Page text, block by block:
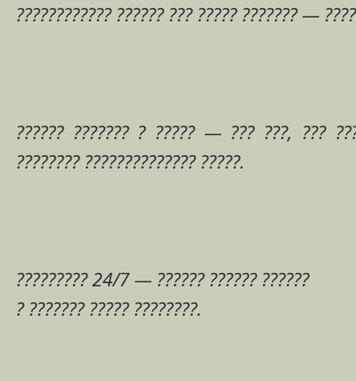
???????????? ?????? ??? ????? ??????? —
?????? ??????? ? ????? — ??? ???, ???
???????? ?????????????? ?????.
????????? 24/7 — ?????? ?????? ??????
? ??????? ????? ????????.